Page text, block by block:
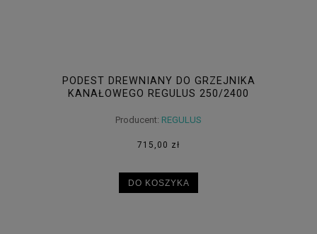
PODEST DREWNIANY DO GRZEJNIKA
KANAŁOWEGO REGULUS 250/2400
Producent: REGULUS
715,00 zł
DO KOSZYKA